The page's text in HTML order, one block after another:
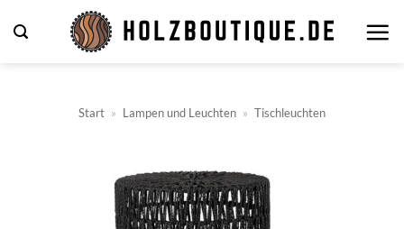
Inhalt
Start » Lampen und Leuchten » Tischleuchten